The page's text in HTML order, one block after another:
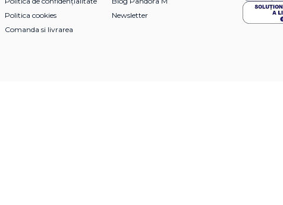
Politica cookies
Comanda si livrarea
Newsletter